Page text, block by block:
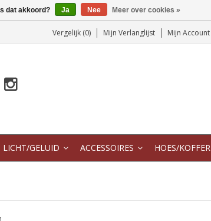
Vergelijk (0) Mijn Verlanglijst Mijn Account
LICHT/GELUID ACCESSOIRES HOES/KOFFER
dat akkoord? Ja Nee Meer over cookies »